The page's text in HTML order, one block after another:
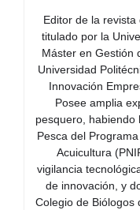
Editor de la revista
titulado por la
Máster en Gestión
Universidad
Innovación
Posee amplia
pesquero, habiendo
Pesca del
Acuicultura
vigilancia
de innovación, y
Colegio de Biólogos